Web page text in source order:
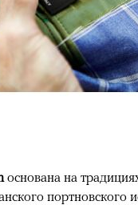
основана на
портновского